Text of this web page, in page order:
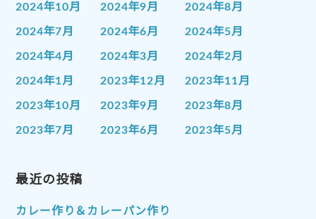
2024年10月 2024年9月 2024年8月
2024年7月 2024年6月 2024年5月
2024年4月 2024年3月 2024年2月
2024年1月 2023年12月 2023年11月
2023年10月 2023年9月 2023年8月
2023年7月 2023年6月 2023年5月
2023年1月
2022年10月 2022年9月
最近の投稿
カレー作り＆カレーパン作り